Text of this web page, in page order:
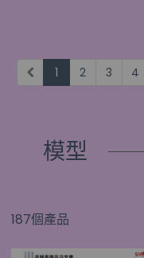
1 2 3 4
模型
187個產品